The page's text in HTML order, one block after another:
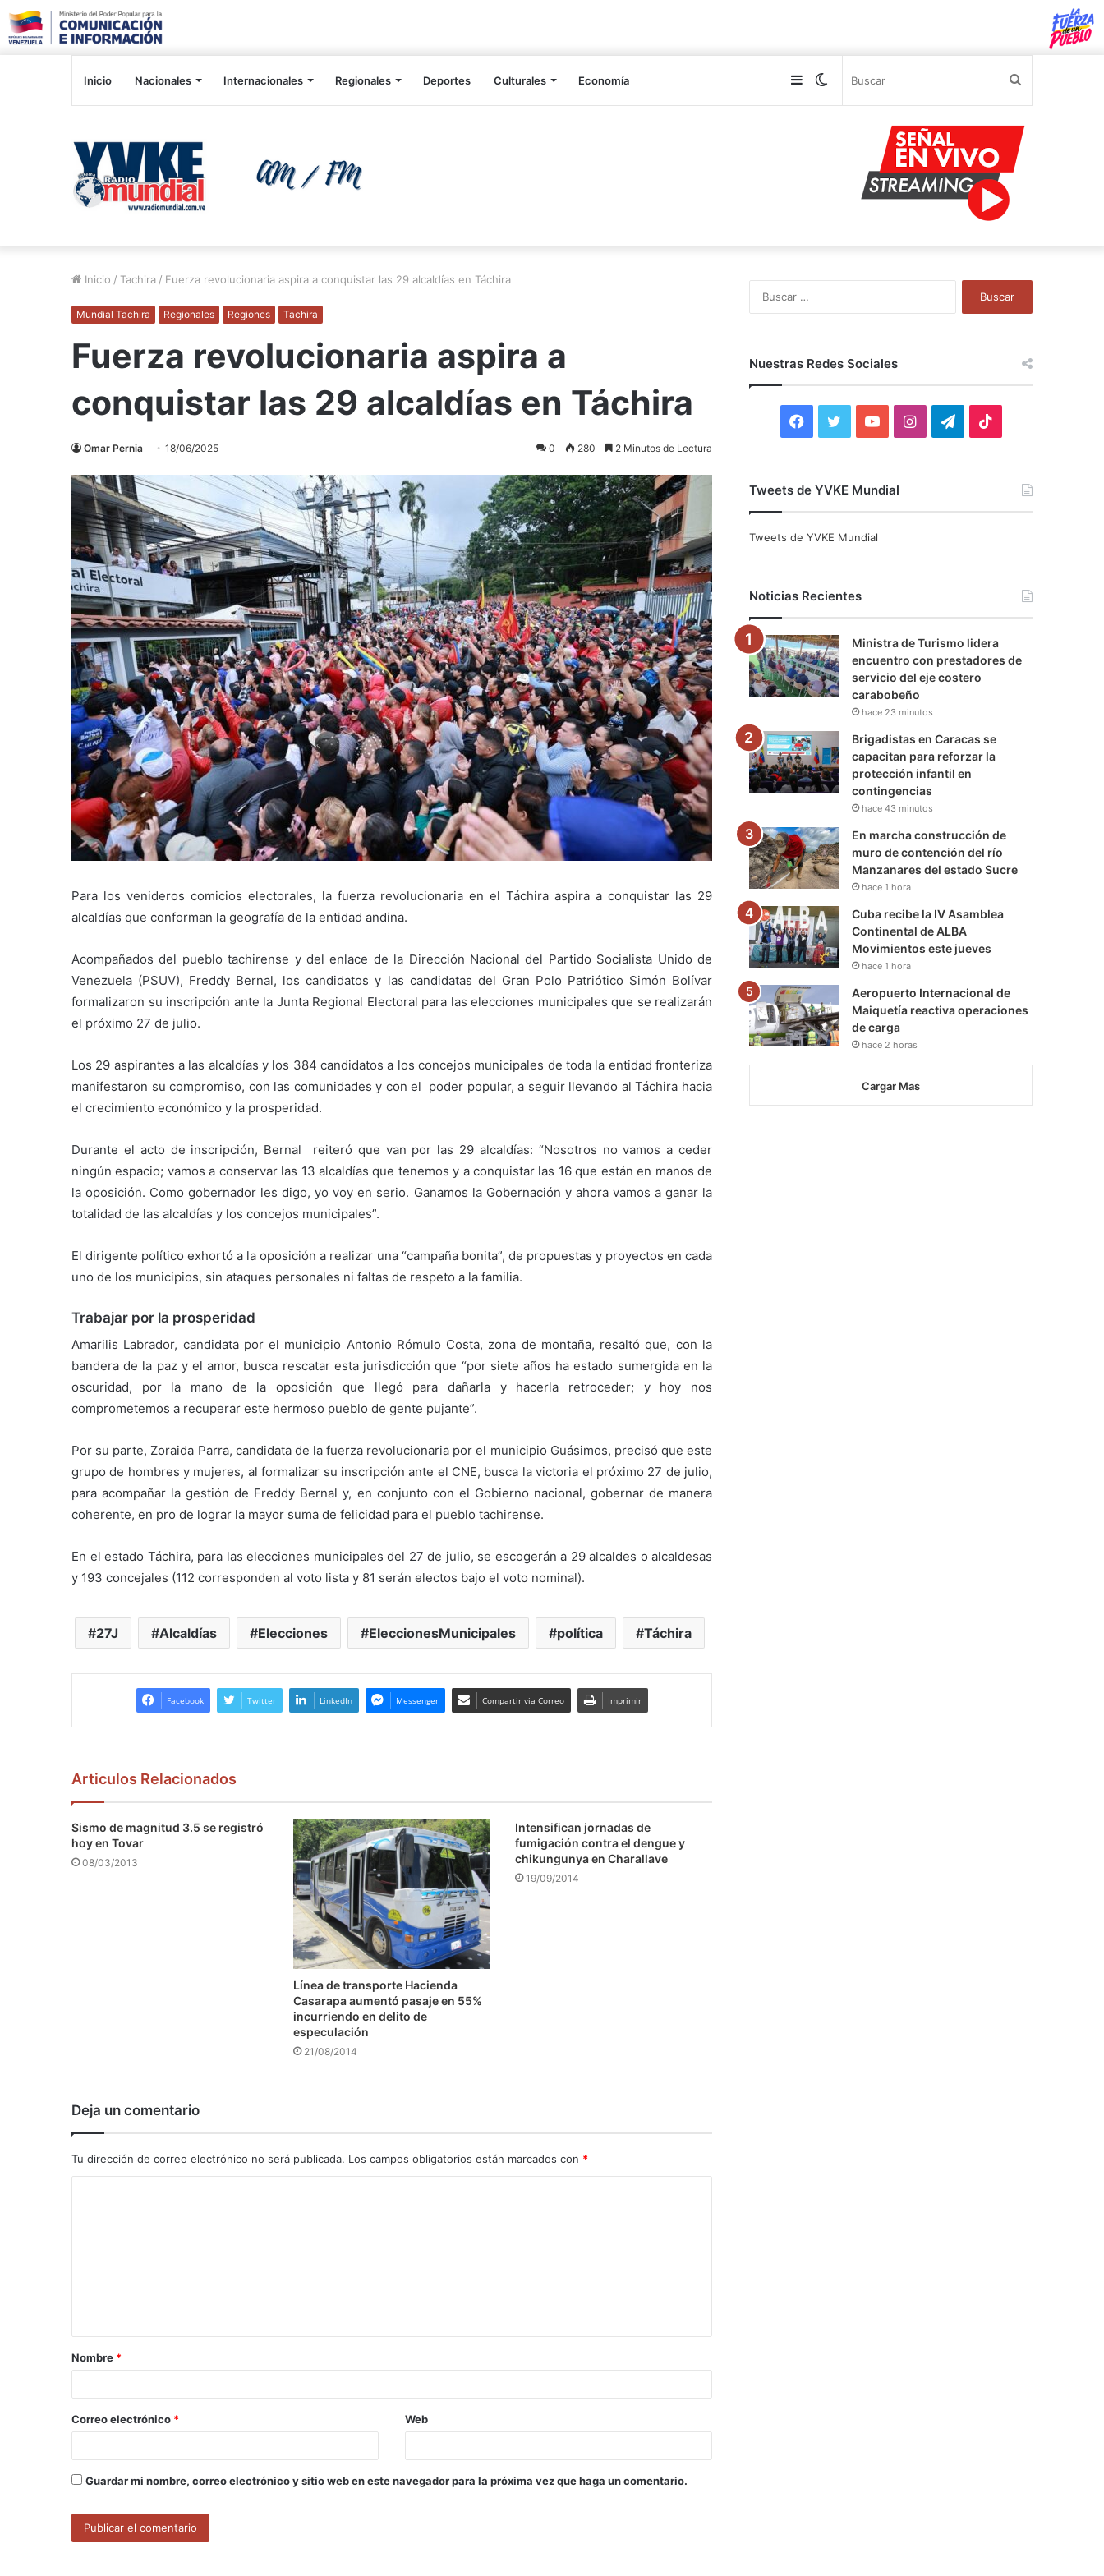
Inicio Nacionales Internacionales Regionales Deportes Culturales Economía Switch
Sidebar
Inicio / Tachira / Fuerza revolucionaria aspira a conquistar las 29 alcaldías en Táchira
Mundial Tachira Regionales Regiones Tachira
Fuerza revolucionaria aspira a
conquistar las 29 alcaldías en Táchira
Omar Pernia 18/06/2025 0 280 2 Minutos de Lectura
Para los venideros comicios electorales, la fuerza revolucionaria en el Táchira aspira a conquistar las 29
alcaldías que conforman la geografía de la entidad andina.
Acompañados del pueblo tachirense y del enlace de la Dirección Nacional del Partido Socialista Unido de
Venezuela (PSUV), Freddy Bernal, los candidatos y las candidatas del Gran Polo Patriótico Simón Bolívar
formalizaron su inscripción ante la Junta Regional Electoral para las elecciones municipales que se realizarán
el próximo 27 de julio.
Los 29 aspirantes a las alcaldías y los 384 candidatos a los concejos municipales de toda la entidad fronteriza
manifestaron su compromiso, con las comunidades y con el poder popular, a seguir llevando al Táchira hacia
el crecimiento económico y la prosperidad.
Durante el acto de inscripción, Bernal reiteró que van por las 29 alcaldías: “Nosotros no vamos a ceder
ningún espacio; vamos a conservar las 13 alcaldías que tenemos y a conquistar las 16 que están en manos de
la oposición. Como gobernador les digo, yo voy en serio. Ganamos la Gobernación y ahora vamos a ganar la
totalidad de las alcaldías y los concejos municipales”.
El dirigente político exhortó a la oposición a realizar una “campaña bonita”, de propuestas y proyectos en cada
uno de los municipios, sin ataques personales ni faltas de respeto a la familia.
Trabajar por la prosperidad
Amarilis Labrador, candidata por el municipio Antonio Rómulo Costa, zona de montaña, resaltó que, con la
bandera de la paz y el amor, busca rescatar esta jurisdicción que “por siete años ha estado sumergida en la
oscuridad, por la mano de la oposición que llegó para dañarla y hacerla retroceder; y hoy nos
comprometemos a recuperar este hermoso pueblo de gente pujante”.
Por su parte, Zoraida Parra, candidata de la fuerza revolucionaria por el municipio Guásimos, precisó que este
grupo de hombres y mujeres, al formalizar su inscripción ante el CNE, busca la victoria el próximo 27 de julio,
para acompañar la gestión de Freddy Bernal y, en conjunto con el Gobierno nacional, gobernar de manera
coherente, en pro de lograr la mayor suma de felicidad para el pueblo tachirense.
En el estado Táchira, para las elecciones municipales del 27 de julio, se escogerán a 29 alcaldes o alcaldesas
y 193 concejales (112 corresponden al voto lista y 81 serán electos bajo el voto nominal).
27J Alcaldías Elecciones EleccionesMunicipales política Táchira
Facebook Twitter LinkedIn Messenger Compartir via Correo Imprimir
Articulos Relacionados
Sismo de magnitud 3.5 se registró
hoy en Tovar
08/03/2013
Línea de transporte Hacienda
Casarapa aumentó pasaje en 55%
incurriendo en delito de
especulación
21/08/2014
Intensifican jornadas de
fumigación contra el dengue y
chikungunya en Charallave
19/09/2014
Deja un comentario
Tu dirección de correo electrónico no será publicada. Los campos obligatorios están marcados con *
a
r
*
Nombre *
Correo electrónico * Web
Guardar mi nombre, correo electrónico y sitio web en este navegador para la próxima vez que haga un comentario.
Nuestras Redes Sociales
F
c
o
k
i
r
Y
u
e
I
r
a
m
T
a
m
Tweets de YVKE Mundial
Tweets de YVKE Mundial
Noticias Recientes
Ministra de Turismo lidera
encuentro con prestadores de
servicio del eje costero
carabobeño
hace 23 minutos
Brigadistas en Caracas se
capacitan para reforzar la
protección infantil en
contingencias
hace 43 minutos
En marcha construcción de
muro de contención del río
Manzanares del estado Sucre
hace 1 hora
Cuba recibe la IV Asamblea
Continental de ALBA
Movimientos este jueves
hace 1 hora
Aeropuerto Internacional de
Maiquetía reactiva operaciones
de carga
hace 2 horas
Cargar Mas